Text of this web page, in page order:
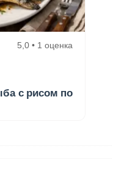
5,0 • 1 оценка
с рисом по